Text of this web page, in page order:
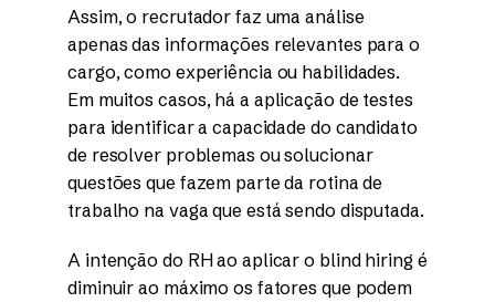
Assim, o recrutador faz uma análise
apenas das informações relevantes para o
cargo, como experiência ou habilidades.
Em muitos casos, há a aplicação de testes
para identificar a capacidade do candidato
de resolver problemas ou solucionar
questões que fazem parte da rotina de
trabalho na vaga que está sendo disputada.
A intenção do RH ao aplicar o blind hiring é
diminuir ao máximo os fatores que podem